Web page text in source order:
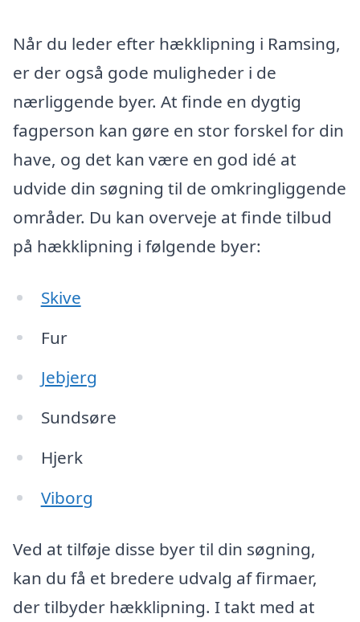
Når du leder efter hækklipning i Ramsing,
er der også gode muligheder i de
nærliggende byer. At finde en dygtig
fagperson kan gøre en stor forskel for din
have, og det kan være en god idé at
udvide din søgning til de omkringliggende
områder. Du kan overveje at finde tilbud
på hækklipning i følgende byer:
Skive
Fur
Jebjerg
Sundsøre
Hjerk
Viborg
Ved at tilføje disse byer til din søgning,
kan du få et bredere udvalg af firmaer,
der tilbyder hækklipning. I takt med at